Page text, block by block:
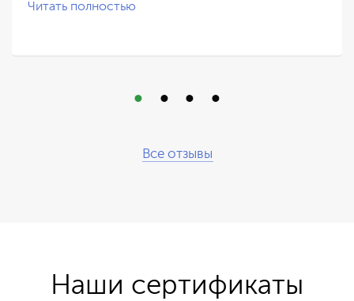
Читать полностью
Все отзывы
Наши сертификаты